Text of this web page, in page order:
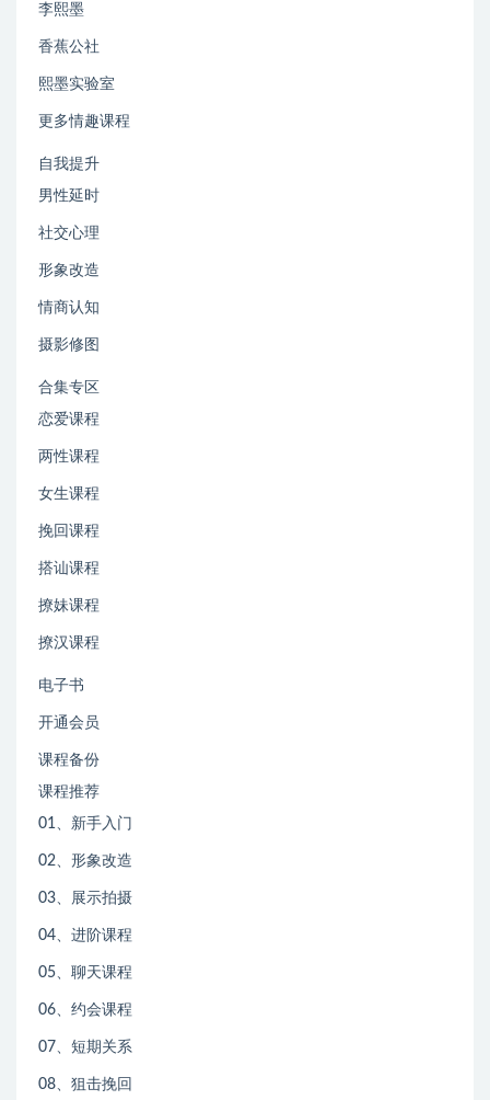
李熙墨
香蕉公社
熙墨实验室
更多情趣课程
自我提升
男性延时
社交心理
形象改造
情商认知
摄影修图
合集专区
恋爱课程
两性课程
女生课程
挽回课程
搭讪课程
撩妹课程
撩汉课程
电子书
开通会员
课程备份
课程推荐
01、新手入门
02、形象改造
03、展示拍摄
04、进阶课程
05、聊天课程
06、约会课程
07、短期关系
08、狙击挽回